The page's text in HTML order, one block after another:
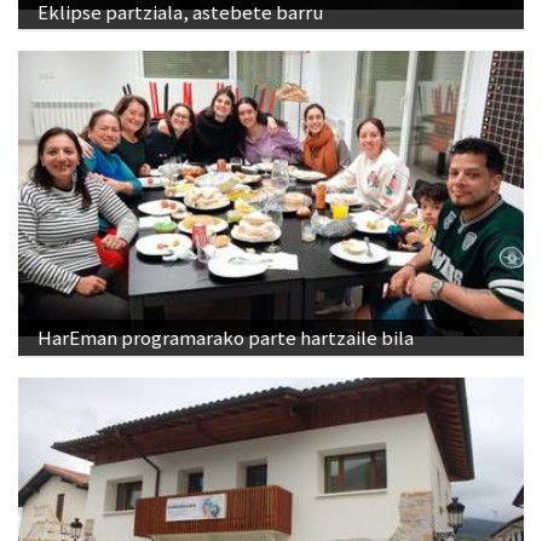
Eklipse partziala, astebete barru
HarEman programarako parte hartzaile bila